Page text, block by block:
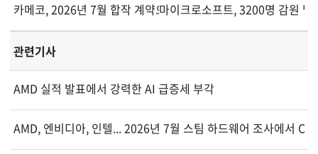
카메코, 2026년 7월 합작 계약으로 시가 레이크 지분 확대
마이크로소프트, 3200명 감원
관련기사
AMD 실적 발표에서 강력한 AI 급증세 부각
AMD, 엔비디아, 인텔... 2026년 7월 스팀 하드웨어 조사에서